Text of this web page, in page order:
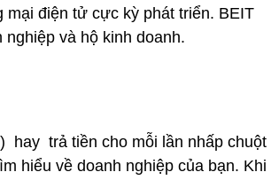
mại điện tử cực kỳ phát triển. BEIT
nghiệp và hộ kinh doanh.
hay trả tiền cho mỗi lần nhấp chuột
hiểu về doanh nghiệp của bạn. Khi